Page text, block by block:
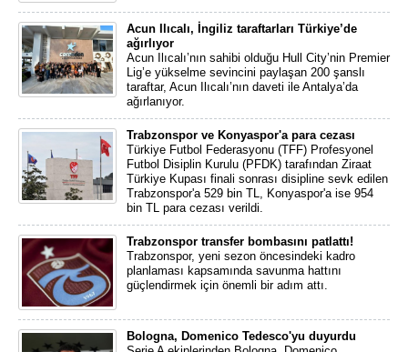
Acun Ilıcalı, İngiliz taraftarları Türkiye’de
ağırlıyor
Acun Ilıcalı’nın sahibi olduğu Hull City’nin Premier
Lig’e yükselme sevincini paylaşan 200 şanslı
taraftar, Acun Ilıcalı’nın daveti ile Antalya’da
ağırlanıyor.
Trabzonspor ve Konyaspor'a para cezası
Türkiye Futbol Federasyonu (TFF) Profesyonel
Futbol Disiplin Kurulu (PFDK) tarafından Ziraat
Türkiye Kupası finali sonrası disipline sevk edilen
Trabzonspor'a 529 bin TL, Konyaspor'a ise 954
bin TL para cezası verildi.
Trabzonspor transfer bombasını patlattı!
Trabzonspor, yeni sezon öncesindeki kadro
planlaması kapsamında savunma hattını
güçlendirmek için önemli bir adım attı.
Bologna, Domenico Tedesco'yu duyurdu